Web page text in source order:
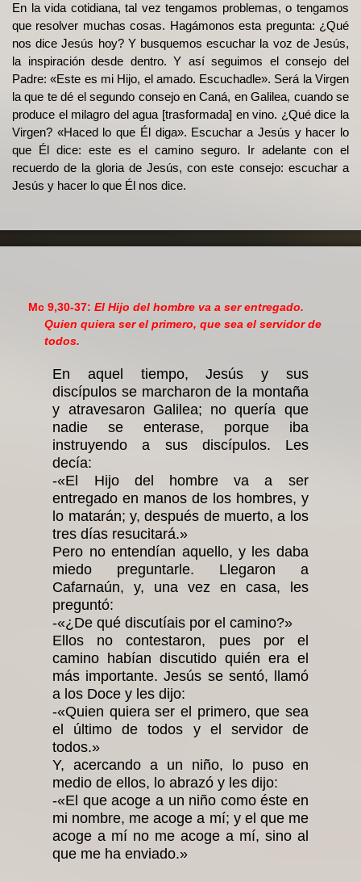
En la vida cotidiana, tal vez tengamos problemas, o tengamos
que resolver muchas cosas. Hagámonos esta pregunta: ¿Qué
nos dice Jesús hoy? Y busquemos escuchar la voz de Jesús,
la inspiración desde dentro. Y así seguimos el consejo del
Padre: «Este es mi Hijo, el amado. Escuchadle». Será la Virgen
la que te dé el segundo consejo en Caná, en Galilea, cuando se
produce el milagro del agua [trasformada] en vino. ¿Qué dice la
Virgen? «Haced lo que Él diga». Escuchar a Jesús y hacer lo
que Él dice: este es el camino seguro. Ir adelante con el
recuerdo de la gloria de Jesús, con este consejo: escuchar a
Jesús y hacer lo que Él nos dice.
Mc 9,30-37: El Hijo del hombre va a ser entregado.
Quien quiera ser el primero, que sea el servidor de
todos.
En aquel tiempo, Jesús y sus
discípulos se marcharon de la montaña
y atravesaron Galilea; no quería que
nadie se enterase, porque iba
instruyendo a sus discípulos. Les
decía:
-«El Hijo del hombre va a ser
entregado en manos de los hombres, y
lo matarán; y, después de muerto, a los
tres días resucitará.»
Pero no entendían aquello, y les daba
miedo preguntarle. Llegaron a
Cafarnaún, y, una vez en casa, les
preguntó:
-«¿De qué discutíais por el camino?»
Ellos no contestaron, pues por el
camino habían discutido quién era el
más importante. Jesús se sentó, llamó
a los Doce y les dijo:
-«Quien quiera ser el primero, que sea
el último de todos y el servidor de
todos.»
Y, acercando a un niño, lo puso en
medio de ellos, lo abrazó y les dijo:
-«El que acoge a un niño como éste en
mi nombre, me acoge a mí; y el que me
acoge a mí no me acoge a mí, sino al
que me ha enviado.»